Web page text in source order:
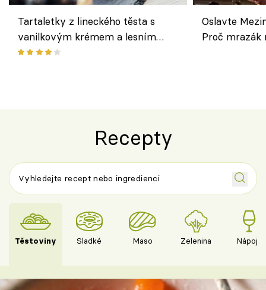
Tartaletky z lineckého těsta s
vanilkovým krémem a lesním
ovocem podle Bread Society
Oslavte
Proč
Recepty
Těstoviny Sladké Maso Zelenina Nápoje